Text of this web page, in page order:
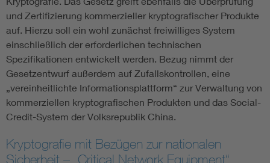
und Zertifizierung kommerzieller kryptografischer Produkte
auf. Hierzu soll ein wohl zunächst freiwilliges System
einschließlich der erforderlichen technischen
Spezifikationen entwickelt werden. Bezug nimmt der
Gesetzentwurf außerdem auf Zufallskontrollen, eine
„vereinheitlichte Informationsplattform“ zur Verwaltung von
kommerziellen kryptografischen Produkten und das Social-
Credit-System der Volksrepublik China.
Kryptografie mit Bezügen zur nationalen
Sicherheit – „Critical Network Equipment“